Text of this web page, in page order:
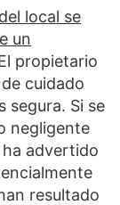
local se
un
propietario
cuidado
segura. Si se
negligente
advertido
resultado